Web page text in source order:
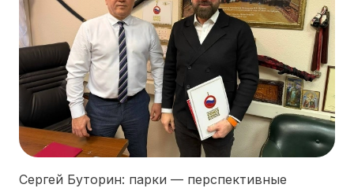
Сергей Буторин: парки — перспективные